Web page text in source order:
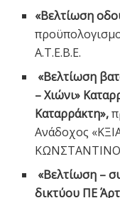
«Βελτίωση
Α.Τ.Ε.Β.Ε.
«Βελτίωση
– Χιώνι»
Καταρράκτη»,
Ανάδοχος
«Βελτίωση –
δικτύου ΠΕ